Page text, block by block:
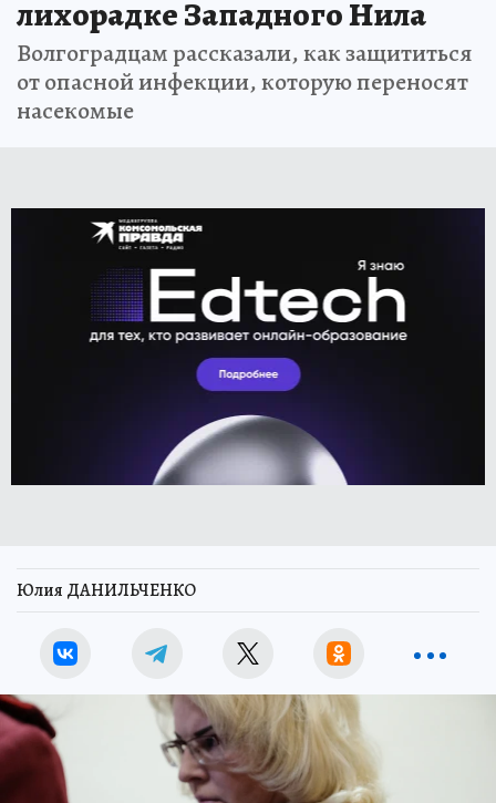
лихорадке Западного Нила
Волгоградцам рассказали, как защититься
от опасной инфекции, которую переносят
насекомые
Юлия ДАНИЛЬЧЕНКО